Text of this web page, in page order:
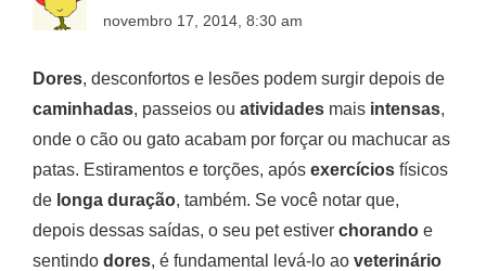
novembro 17, 2014, 8:30 am
Dores, desconfortos e lesões podem surgir depois de
caminhadas, passeios ou atividades mais intensas,
onde o cão ou gato acabam por forçar ou machucar as
patas. Estiramentos e torções, após exercícios físicos
de longa duração, também. Se você notar que,
depois dessas saídas, o seu pet estiver chorando e
sentindo dores, é fundamental levá-lo ao veterinário